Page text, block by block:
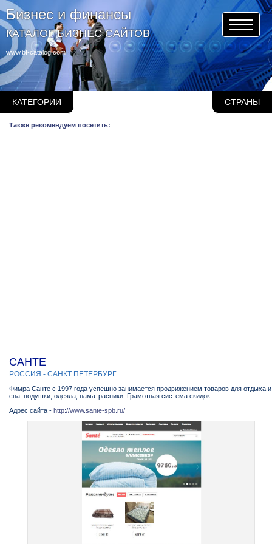
Бизнес и финансы
КАТАЛОГ БИЗНЕС САЙТОВ
www.bf-catalog.com
КАТЕГОРИИ СТРАНЫ
Также рекомендуем посетить:
САНТЕ
РОССИЯ - САНКТ ПЕТЕРБУРГ
Фимра Санте с 1997 года успешно занимается продвижением товаров для отдыха и
сна: подушки, одеяла, наматрасники. Грамотная система скидок.
Адрес сайта - http://www.sante-spb.ru/